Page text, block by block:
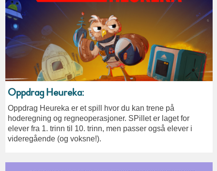
Oppdrag Heureka:
Oppdrag Heureka er et spill hvor du kan trene på
hoderegning og regneoperasjoner. SPillet er laget for
elever fra 1. trinn til 10. trinn, men passer også elever i
videregående (og voksne!).